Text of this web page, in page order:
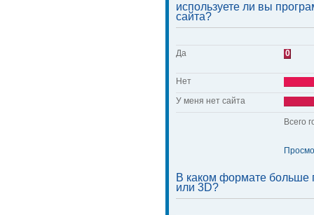
используете ли вы
сайта?
Да 0
Нет
У меня нет сайта
Всего
В каком формате больше
или 3D?